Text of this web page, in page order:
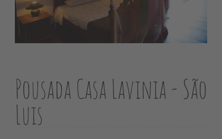
Pousada Casa Lavinia - São
Luis